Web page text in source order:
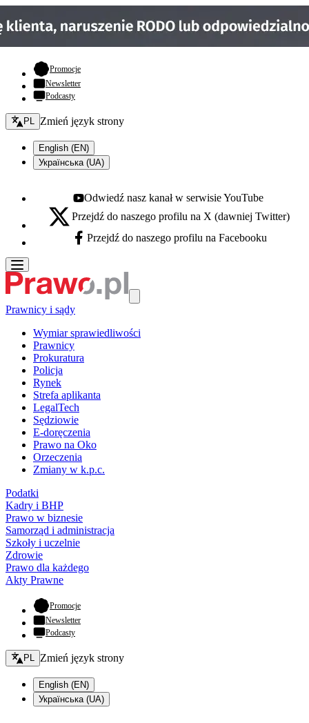
Promocje- otwiera się w nowej karcie
Newsletter
Podcasty
Zmień język - bieżący:
PL Zmień język strony
English (EN)
Українська (UA)
Youtube - otwiera się w nowej karcie
Odwiedź nasz kanał w serwisie YouTube
X - otwiera się w nowej karcie
Przejdź do naszego profilu na X (dawniej Twitter)
Facebook - otwiera się w nowej karcie
Przejdź do naszego profilu na Facebooku
Prawnicy i sądy
Wymiar sprawiedliwości
Prawnicy
Prokuratura
Policja
Rynek
Strefa aplikanta
LegalTech
Sędziowie
E-doręczenia
Prawo na Oko
Orzeczenia
Zmiany w k.p.c.
Podatki
Kadry i BHP
Prawo w biznesie
Samorząd i administracja
Szkoły i uczelnie
Zdrowie
Prawo dla każdego
Akty Prawne
Promocje- otwiera się w nowej karcie
Newsletter
Podcasty
Zmień język - bieżący:
PL Zmień język strony
English (EN)
Українська (UA)